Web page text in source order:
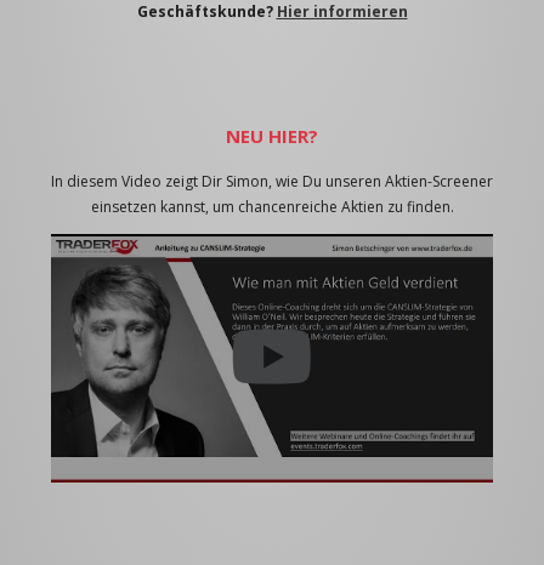
Geschäftskunde? Hier informieren
NEU HIER?
In diesem Video zeigt Dir Simon, wie Du unseren Aktien-Screener
einsetzen kannst, um chancenreiche Aktien zu finden.